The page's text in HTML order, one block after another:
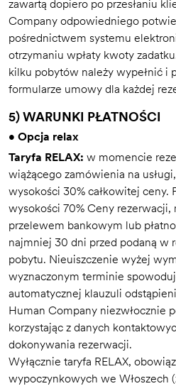
zawartą dopiero po przesłaniu
Company odpowiedniego
pośrednictwem systemu
otrzymaniu wpłaty kwoty
kilku pobytów należy wypełnić i
formularze umowy dla każdej
5) WARUNKI PŁATNOŚCI
• Opcja relax
Taryfa RELAX: w momencie
wiążącego zamówienia na
wysokości 30% całkowitej ceny.
wysokości 70% Ceny rezerwacji,
przelewem bankowym lub
najmniej 30 dni przed podaną w
pobytu. Nieuiszczenie wyżej
wyznaczonym terminie
automatycznej klauzuli
Human Company niezwłocznie
korzystając z danych
dokonywania rezerwacji.
Wyłącznie taryfa RELAX,
wypoczynkowych we Włoszech